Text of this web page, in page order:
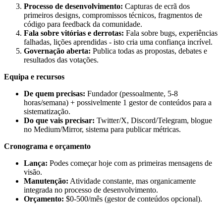
Processo de desenvolvimento: Capturas de ecrã dos
primeiros designs, compromissos técnicos, fragmentos de
código para feedback da comunidade.
Fala sobre vitórias e derrotas: Fala sobre bugs, experiências
falhadas, lições aprendidas - isto cria uma confiança incrível.
Governação aberta: Publica todas as propostas, debates e
resultados das votações.
Equipa e recursos
De quem precisas: Fundador (pessoalmente, 5-8
horas/semana) + possivelmente 1 gestor de conteúdos para a
sistematização.
Do que vais precisar: Twitter/X, Discord/Telegram, blogue
no Medium/Mirror, sistema para publicar métricas.
Cronograma e orçamento
Lança: Podes começar hoje com as primeiras mensagens de
visão.
Manutenção: Atividade constante, mas organicamente
integrada no processo de desenvolvimento.
Orçamento: $0-500/mês (gestor de conteúdos opcional).